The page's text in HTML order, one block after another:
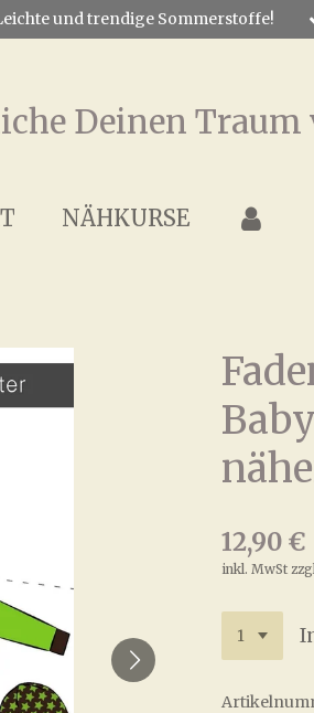
und trendige Sommerstoffe!
Deinen Traum
NÄHKURSE
12,90 €
inkl. MwSt